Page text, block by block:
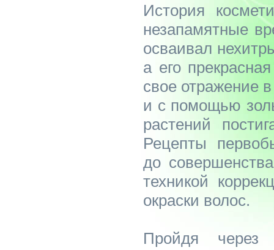
История
незапамятные
осваивал
а его
свое отражение
и с помощью
растений
Рецепты
до
техникой
окраски волос.
Пройдя через